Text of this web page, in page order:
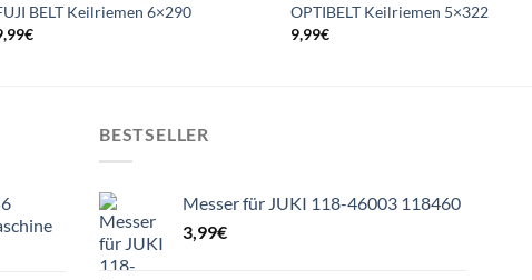
BELT Keilriemen 6×290
€
OPTIBELT Keilriemen 5×322
9,99€
BESTSELLER
Messer für JUKI 118-46003 118460
3,99€